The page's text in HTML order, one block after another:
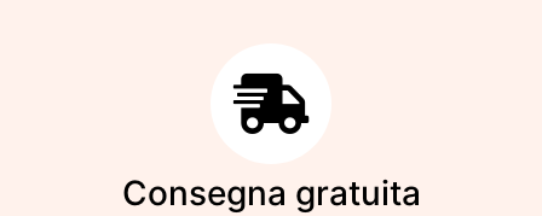
Consegna gratuita